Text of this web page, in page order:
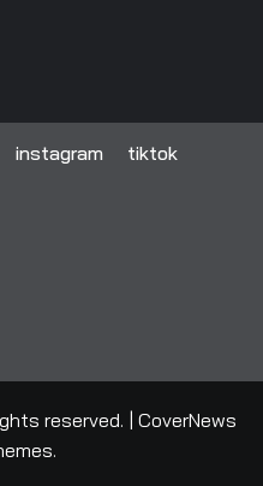
instagram tiktok
reserved.
CoverNews